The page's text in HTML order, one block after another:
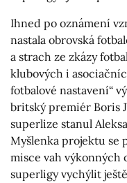
Ihned po oznámení
nastala obrovská
a strach ze zkázy
klubových i
fotbalové nastavení“
britský premiér Boris
superlize stanul
Myšlenka projektu se
misce vah výkonných
superligy vychýlit